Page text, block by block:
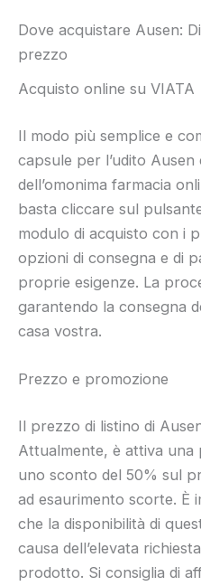
Dove acquistare Ausen:
prezzo
Acquisto online su VIATA
Il modo più semplice e
capsule per l’udito
dell’omonima farmacia
basta cliccare sul
modulo di acquisto con i
opzioni di consegna e di
proprie esigenze. La
garantendo la consegna
casa vostra.
Prezzo e promozione
Il prezzo di listino di
Attualmente, è attiva una
uno sconto del 50% sul
ad esaurimento scorte. È
che la disponibilità di
causa dell’elevata
prodotto. Si consiglia di